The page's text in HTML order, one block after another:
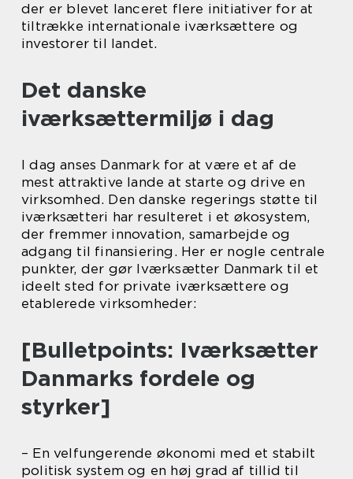
der er blevet lanceret flere initiativer for at
tiltrække internationale iværksættere og
investorer til landet.
Det danske
iværksættermiljø i dag
I dag anses Danmark for at være et af de
mest attraktive lande at starte og drive en
virksomhed. Den danske regerings støtte til
iværksætteri har resulteret i et økosystem,
der fremmer innovation, samarbejde og
adgang til finansiering. Her er nogle centrale
punkter, der gør Iværksætter Danmark til et
ideelt sted for private iværksættere og
etablerede virksomheder:
[Bulletpoints: Iværksætter
Danmarks fordele og
styrker]
– En velfungerende økonomi med et stabilt
politisk system og en høj grad af tillid til